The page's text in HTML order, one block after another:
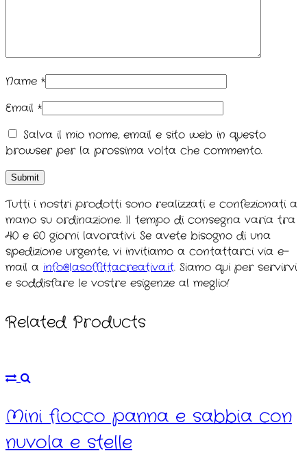
Name *
Email *
Salva il mio nome, email e sito web in questo
browser per la prossima volta che commento.
Tutti i nostri prodotti sono realizzati e confezionati a
mano su ordinazione. Il tempo di consegna varia tra
40 e 60 giorni lavorativi. Se avete bisogno di una
spedizione urgente, vi invitiamo a contattarci via e-
mail a info@lasoffittacreativa.it. Siamo qui per servirvi
e soddisfare le vostre esigenze al meglio!
Related Products
Mini fiocco panna e sabbia con
nuvola e stelle